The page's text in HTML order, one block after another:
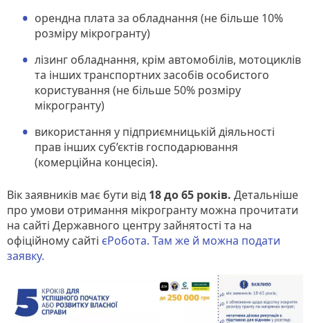
орендна плата за обладнання (не більше 10%
розміру мікрогранту)
лізинг обладнання, крім автомобілів, мотоциклів
та інших транспортних засобів особистого
користування (не більше 50% розміру
мікрогранту)
використання у підприємницькій діяльності
прав інших суб’єктів господарювання
(комерційна концесія).
Вік заявників має бути від 18 до 65 років. Детальніше
про умови отримання мікрогранту можна прочитати
на сайті Державного центру зайнятості та на
офіційному сайті єРобота. Там же й можна подати
заявку.